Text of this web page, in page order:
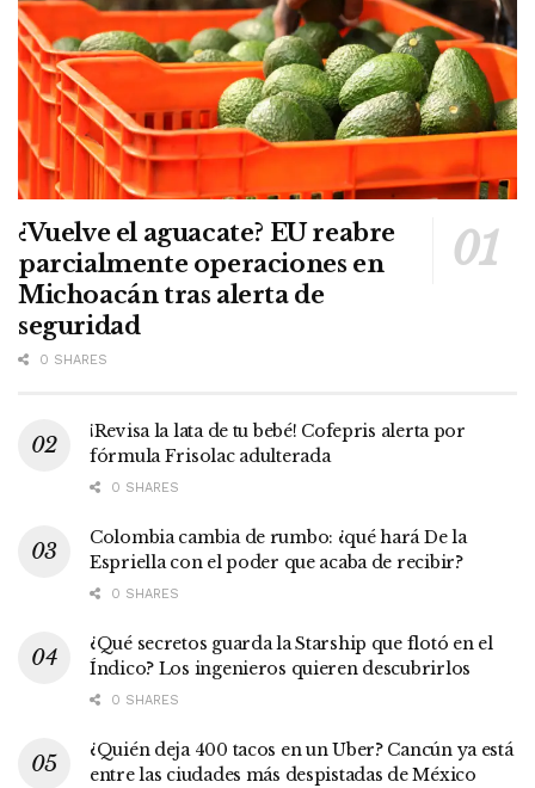
¿Vuelve el aguacate? EU reabre
parcialmente operaciones en
Michoacán tras alerta de
seguridad
0 SHARES
¡Revisa la lata de tu bebé! Cofepris alerta por
fórmula Frisolac adulterada
0 SHARES
Colombia cambia de rumbo: ¿qué hará De la
Espriella con el poder que acaba de recibir?
0 SHARES
¿Qué secretos guarda la Starship que flotó en el
Índico? Los ingenieros quieren descubrirlos
0 SHARES
¿Quién deja 400 tacos en un Uber? Cancún ya está
entre las ciudades más despistadas de México